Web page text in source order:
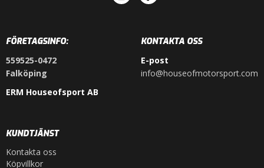
FÖRETAGSINFO:
559525-0472
Falköping
ERM Houseofsport AB
KONTAKTA OSS
E-post
info@houseofmotorsport.com
KUNDTJÄNST
Kontakta oss
Köpvillkor